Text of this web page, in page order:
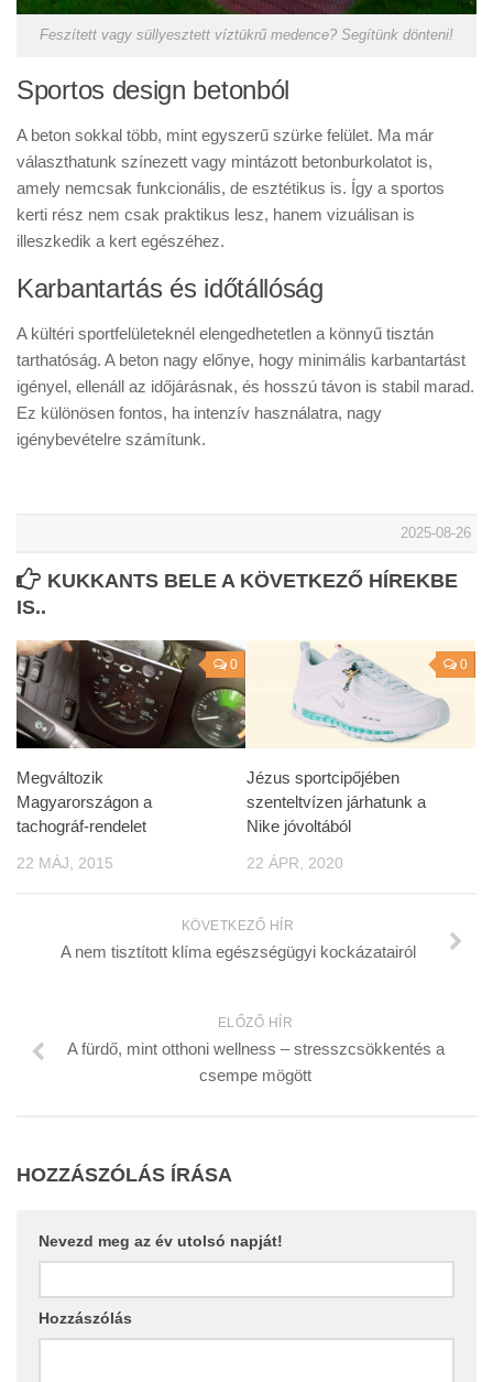
Feszített vagy süllyesztett víztükrű medence? Segítünk dönteni!
Sportos design betonból
A beton sokkal több, mint egyszerű szürke felület. Ma már
választhatunk színezett vagy mintázott betonburkolatot is,
amely nemcsak funkcionális, de esztétikus is. Így a sportos
kerti rész nem csak praktikus lesz, hanem vizuálisan is
illeszkedik a kert egészéhez.
Karbantartás és időtállóság
A kültéri sportfelületeknél elengedhetetlen a könnyű tisztán
tarthatóság. A beton nagy előnye, hogy minimális karbantartást
igényel, ellenáll az időjárásnak, és hosszú távon is stabil marad.
Ez különösen fontos, ha intenzív használatra, nagy
igénybevételre számítunk.
2025-08-26
KUKKANTS BELE A KÖVETKEZŐ HÍREKBE
IS..
0
Megváltozik
Magyarországon a
tachográf-rendelet
22 MÁJ, 2015
0
Jézus sportcipőjében
szenteltvízen járhatunk a
Nike jóvoltából
22 ÁPR, 2020
KÖVETKEZŐ HÍR
A nem tisztított klíma egészségügyi kockázatairól
ELŐZŐ HÍR
A fürdő, mint otthoni wellness – stresszcsökkentés a
csempe mögött
HOZZÁSZÓLÁS ÍRÁSA
Nevezd meg az év utolsó napját!
Hozzászólás